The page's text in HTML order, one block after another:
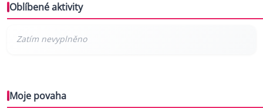
Oblíbené aktivity
Moje povaha